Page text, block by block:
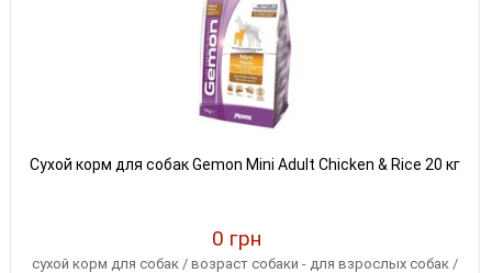
Сухой корм для собак Gemon Mini Adult Chicken & Rice 20 кг
0 грн
сухой корм для собак / возраст собаки - для взрослых собак /